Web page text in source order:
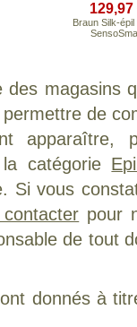
129,97
Braun Silk-épil
des magasins
de
apparaître,
catégorie
Si vous
pour
de tout
donnés à